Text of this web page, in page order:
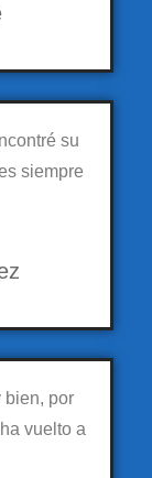
su
siempre
bien, por
vuelto a